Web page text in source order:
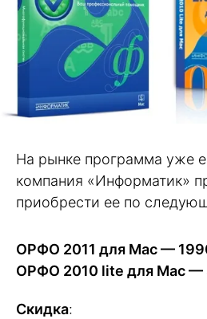
На рынке программа уже
компания «Информатик»
приобрести ее по
ОРФО 2011 для Mac —
ОРФО 2010 lite для Mac —
Cкидка: